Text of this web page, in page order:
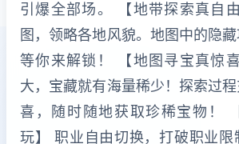
引爆全部场。 【地带探索真自
图，领略各地风貌。地图中的隐
等你来解锁！ 【地图寻宝真惊
大，宝藏就有海量稀少！探索过
喜，随时随地获取珍稀宝物！
玩】 职业自由切换，打破职业限